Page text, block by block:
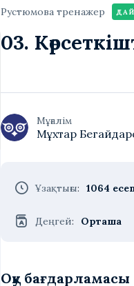
Рустюмова тренажер
03.
Мұғалім
Мұхтар
Ұзақтығы: 1064
Деңгей: Орташа
Оқу бағдарламасы